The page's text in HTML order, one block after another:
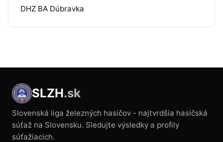
DHZ BA Dúbravka
SLZH.sk
Slovenská liga železných hasičov - najtvrdšia hasičská
súťaž na Slovensku. Sledujte výsledky a profily
súťažiacich.